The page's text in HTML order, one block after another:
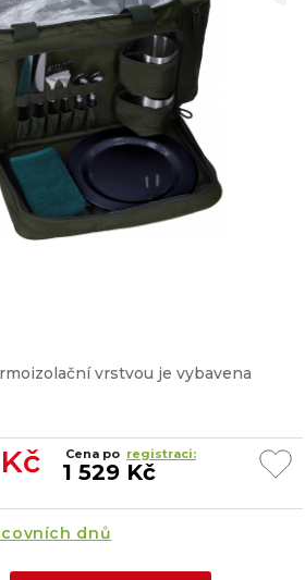
vrstvou je vybavena
kapse....
Kč Cena po registraci:
1 529 Kč
dnů